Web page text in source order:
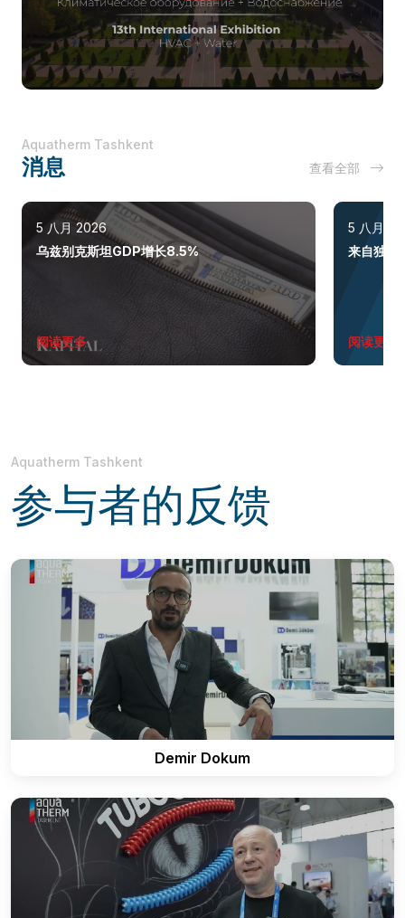
Aquatherm Tashkent
消息 查看全部
5 八月 2026
乌兹别克斯坦GDP增长8.5%
阅读更多
5 八月
来自独联
阅读更多
Aquatherm Tashkent
参与者的反馈
Demir Dokum